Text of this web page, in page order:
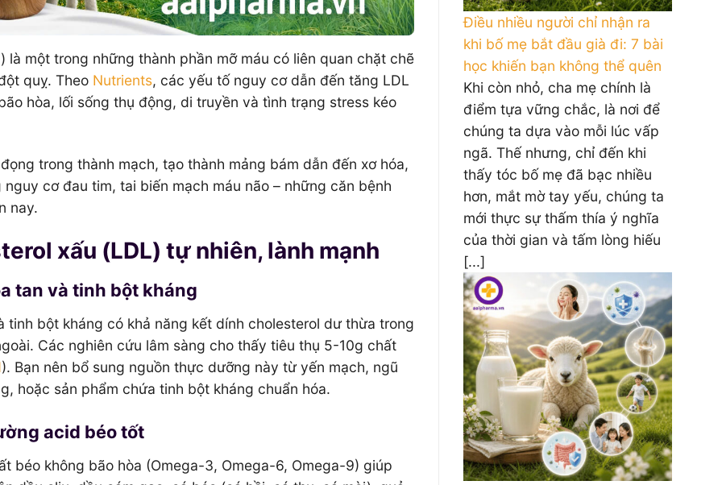
là một trong những thành phần mỡ máu có liên quan chặt chẽ
quỵ. Theo Nutrients, các yếu tố nguy cơ dẫn đến tăng LDL
hòa, lối sống thụ động, di truyền và tình trạng stress kéo
trong thành mạch, tạo thành mảng bám dẫn đến xơ hóa,
cơ đau tim, tai biến mạch máu não – những căn bệnh
nay.
xấu (LDL) tự nhiên, lành mạnh
tan và tinh bột kháng
bột kháng có khả năng kết dính cholesterol dư thừa trong
Các nghiên cứu lâm sàng cho thấy tiêu thụ 5-10g chất
). Bạn nên bổ sung nguồn thực dưỡng này từ yến mạch, ngũ
hoặc sản phẩm chứa tinh bột kháng chuẩn hóa.
acid béo tốt
béo không bão hòa (Omega-3, Omega-6, Omega-9) giúp
Điều nhiều người chỉ nhận ra
khi bố mẹ bắt đầu già đi: 7 bài
học khiến bạn không thể quên
Khi còn nhỏ, cha mẹ chính là
điểm tựa vững chắc, là nơi để
chúng ta dựa vào mỗi lúc vấp
ngã. Thế nhưng, chỉ đến khi
thấy tóc bố mẹ đã bạc nhiều
hơn, mắt mờ tay yếu, chúng ta
mới thực sự thấm thía ý nghĩa
của thời gian và tấm lòng hiếu
[...]